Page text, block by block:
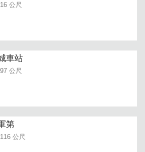
產品並不信服，總覺得這只是老一輩
使用後，才理解爺爺與媽媽口中的
是實實在在的舒緩與放鬆。
16 公尺
車站
97 公尺
第
116 公尺